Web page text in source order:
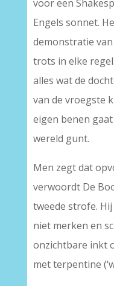
voor een
Engels sonnet.
demonstratie van
trots in elke
alles wat de
van de vroegste
eigen benen
wereld gunt.
Men zegt dat
verwoordt De
tweede strofe.
niet merken en
onzichtbare inkt
met terpentine